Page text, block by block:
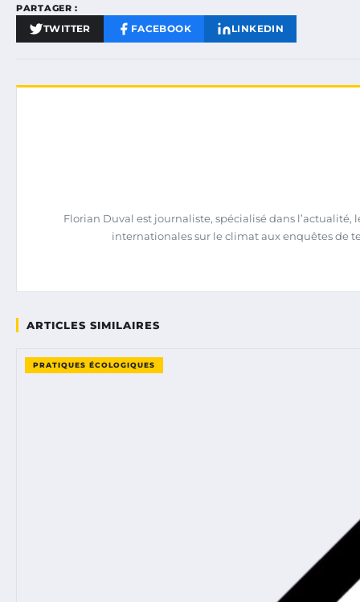
PARTAGER :
TWITTER FACEBOOK LINKEDIN
Florian Duval est journaliste, spécialisé dans
internationales sur le climat aux enquêtes de
ARTICLES SIMILAIRES
PRATIQUES ÉCOLOGIQUES